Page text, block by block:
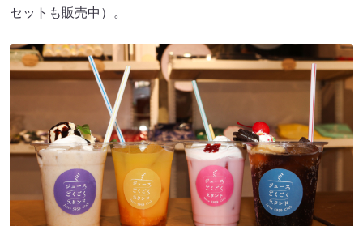
セットも販売中）。